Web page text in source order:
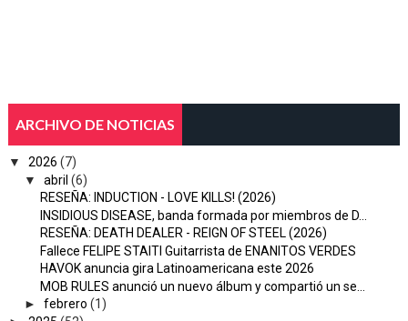
ARCHIVO DE NOTICIAS
▼ 2026 (7)
▼
abril (6)
RESEÑA: INDUCTION - LOVE KILLS! (2026)
INSIDIOUS DISEASE, banda formada por miembros de D...
RESEÑA: DEATH DEALER - REIGN OF STEEL (2026)
Fallece FELIPE STAITI Guitarrista de ENANITOS VERDES
HAVOK anuncia gira Latinoamericana este 2026
MOB RULES anunció un nuevo álbum y compartió un se...
► febrero (1)